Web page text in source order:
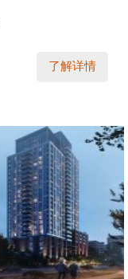
了解详情